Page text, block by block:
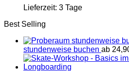
Lieferzeit: 3 Tage
Best Selling
stundenweise buchen ab